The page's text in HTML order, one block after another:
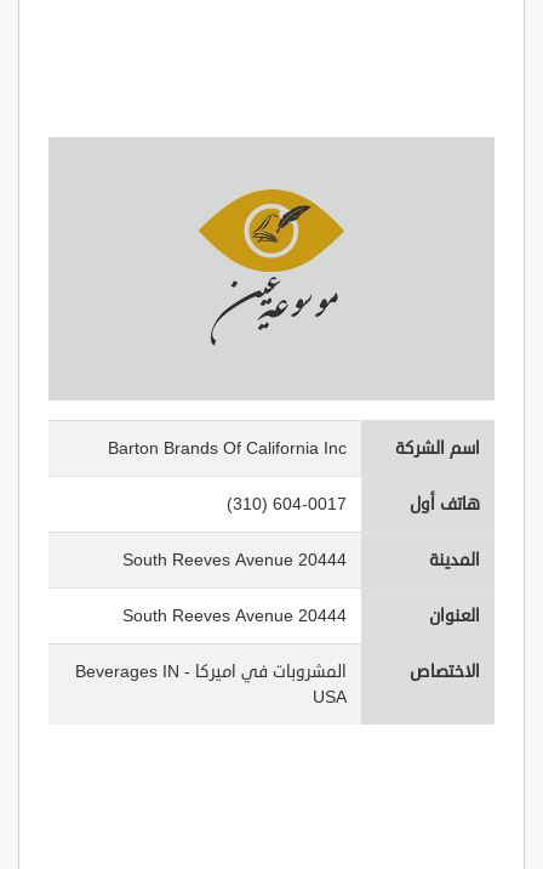
اسم الشركة Barton Brands Of California Inc
هاتف أول (310) 604-0017
المدينة 20444 South Reeves Avenue
العنوان 20444 South Reeves Avenue
الاختصاص
المشروبات في اميركا - Beverages IN
USA